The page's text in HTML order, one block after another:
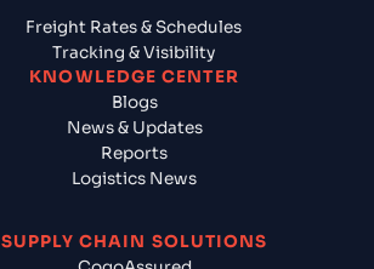
Freight Rates & Schedules
Tracking & Visibility
KNOWLEDGE CENTER
Blogs
News & Updates
Reports
Logistics News
SUPPLY CHAIN SOLUTIONS